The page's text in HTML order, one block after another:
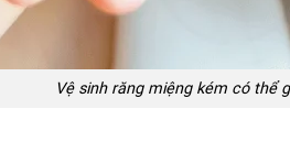
Vệ sinh răng miệng kém có thể